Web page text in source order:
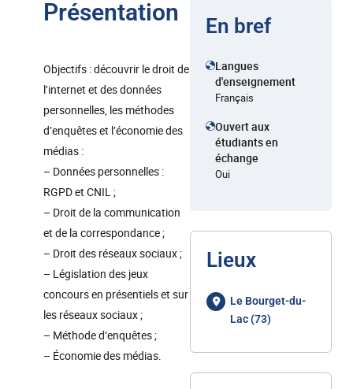
Présentation
Objectifs : découvrir le droit de
l’internet et des données
personnelles, les méthodes
d’enquêtes et l’économie des
médias :
– Données personnelles :
RGPD et CNIL ;
– Droit de la communication
et de la correspondance ;
– Droit des réseaux sociaux ;
– Législation des jeux
concours en présentiels et sur
les réseaux sociaux ;
– Méthode d’enquêtes ;
– Économie des médias.
En bref
Langues
d'enseignement
Français
Ouvert aux
étudiants en
échange
Oui
Lieux
Le Bourget-du-
Lac (73)